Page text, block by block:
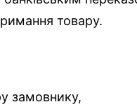
товару.
замовнику,